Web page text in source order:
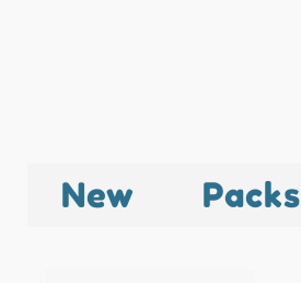
New Packs